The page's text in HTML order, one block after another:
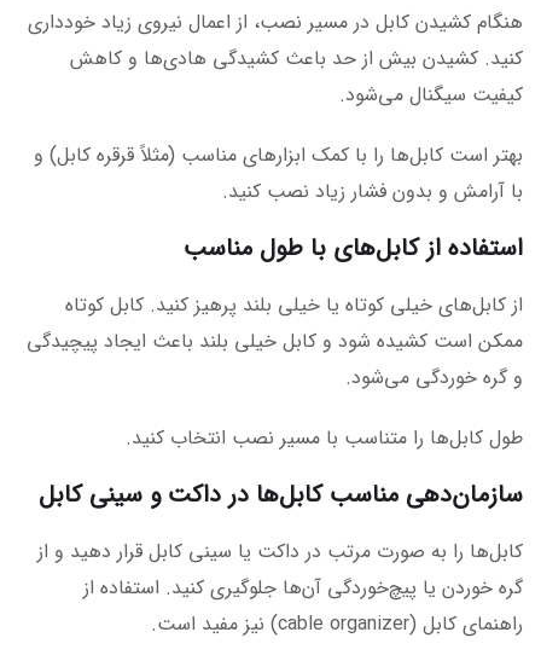
هنگام کشیدن کابل در مسیر نصب، از اعمال نیروی زیاد خودداری
کنید. کشیدن بیش از حد باعث کشیدگی هادی‌ها و کاهش
کیفیت سیگنال می‌شود.
بهتر است کابل‌ها را با کمک ابزارهای مناسب (مثلاً قرقره کابل) و
با آرامش و بدون فشار زیاد نصب کنید.
استفاده از کابل‌های با طول مناسب
از کابل‌های خیلی کوتاه یا خیلی بلند پرهیز کنید. کابل کوتاه
ممکن است کشیده شود و کابل خیلی بلند باعث ایجاد پیچیدگی
و گره خوردگی می‌شود.
طول کابل‌ها را متناسب با مسیر نصب انتخاب کنید.
سازمان‌دهی مناسب کابل‌ها در داکت و سینی کابل
کابل‌ها را به صورت مرتب در داکت یا سینی کابل قرار دهید و از
گره خوردن یا پیچ‌خوردگی آن‌ها جلوگیری کنید. استفاده از
راهنمای کابل (cable organizer) نیز مفید است.